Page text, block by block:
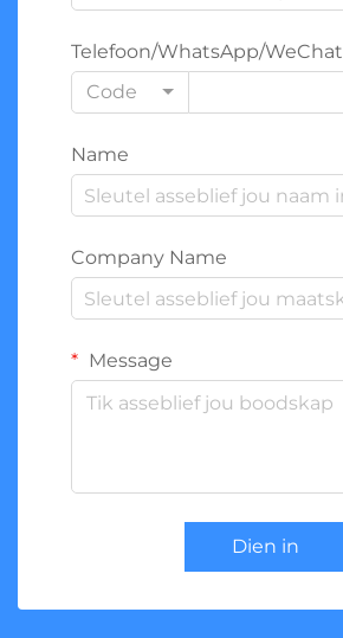
Telefoon/WhatsApp/WeChat
Code
Name
Company Name
Message
Dien in